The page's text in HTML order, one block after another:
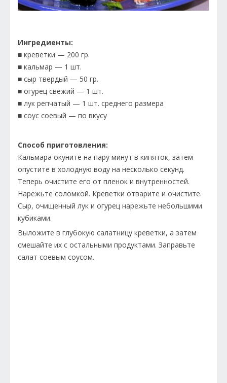
Ингредиенты:
■ креветки — 200 гр.
■ кальмар — 1 шт.
■ сыр твердый — 50 гр.
■ огурец свежий — 1 шт.
■ лук репчатый — 1 шт. среднего размера
■ соус соевый — по вкусу
Способ приготовления:
Кальмара окуните на пару минут в кипяток, затем
опустите в холодную воду на несколько секунд.
Теперь очистите его от пленок и внутренностей.
Нарежьте соломкой. Креветки отварите и очистите.
Сыр, очищенный лук и огурец нарежьте небольшими
кубиками.
Выложите в глубокую салатницу креветки, а затем
смешайте их с остальными продуктами. Заправьте
салат соевым соусом.